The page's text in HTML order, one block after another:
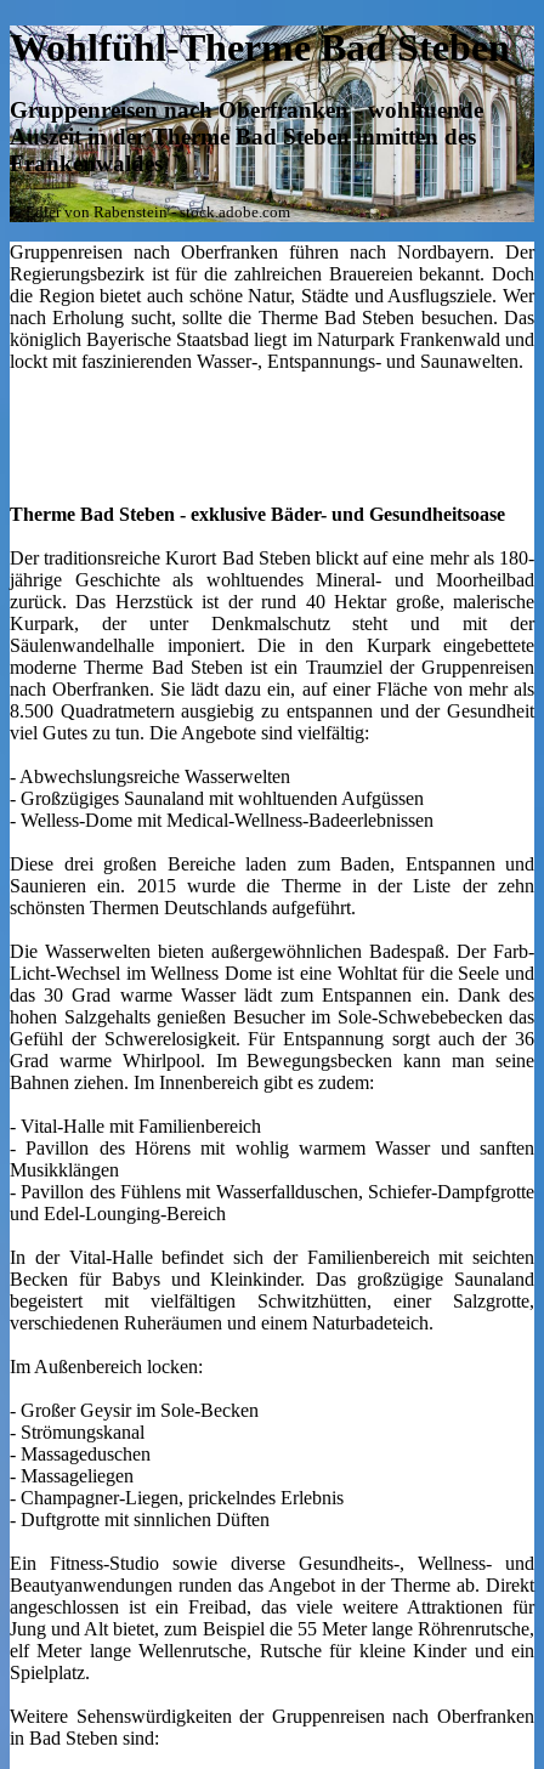
Wohlfühl-Therme Bad Steben
Gruppenreisen nach Oberfranken - wohltuende
Auszeit in der Therme Bad Steben inmitten des
Frankenwaldes
© Edler von Rabenstein - stock.adobe.com
Gruppenreisen nach Oberfranken führen nach Nordbayern. Der
Regierungsbezirk ist für die zahlreichen Brauereien bekannt. Doch
die Region bietet auch schöne Natur, Städte und Ausflugsziele. Wer
nach Erholung sucht, sollte die Therme Bad Steben besuchen. Das
königlich Bayerische Staatsbad liegt im Naturpark Frankenwald und
lockt mit faszinierenden Wasser-, Entspannungs- und Saunawelten.
Therme Bad Steben - exklusive Bäder- und Gesundheitsoase
Der traditionsreiche Kurort Bad Steben blickt auf eine mehr als 180-
jährige Geschichte als wohltuendes Mineral- und Moorheilbad
zurück. Das Herzstück ist der rund 40 Hektar große, malerische
Kurpark, der unter Denkmalschutz steht und mit der
Säulenwandelhalle imponiert. Die in den Kurpark eingebettete
moderne Therme Bad Steben ist ein Traumziel der Gruppenreisen
nach Oberfranken. Sie lädt dazu ein, auf einer Fläche von mehr als
8.500 Quadratmetern ausgiebig zu entspannen und der Gesundheit
viel Gutes zu tun. Die Angebote sind vielfältig:
- Abwechslungsreiche Wasserwelten
- Großzügiges Saunaland mit wohltuenden Aufgüssen
- Welless-Dome mit Medical-Wellness-Badeerlebnissen
Diese drei großen Bereiche laden zum Baden, Entspannen und
Saunieren ein. 2015 wurde die Therme in der Liste der zehn
schönsten Thermen Deutschlands aufgeführt.
Die Wasserwelten bieten außergewöhnlichen Badespaß. Der Farb-
Licht-Wechsel im Wellness Dome ist eine Wohltat für die Seele und
das 30 Grad warme Wasser lädt zum Entspannen ein. Dank des
hohen Salzgehalts genießen Besucher im Sole-Schwebebecken das
Gefühl der Schwerelosigkeit. Für Entspannung sorgt auch der 36
Grad warme Whirlpool. Im Bewegungsbecken kann man seine
Bahnen ziehen. Im Innenbereich gibt es zudem:
- Vital-Halle mit Familienbereich
- Pavillon des Hörens mit wohlig warmem Wasser und sanften
Musikklängen
- Pavillon des Fühlens mit Wasserfallduschen, Schiefer-Dampfgrotte
und Edel-Lounging-Bereich
In der Vital-Halle befindet sich der Familienbereich mit seichten
Becken für Babys und Kleinkinder. Das großzügige Saunaland
begeistert mit vielfältigen Schwitzhütten, einer Salzgrotte,
verschiedenen Ruheräumen und einem Naturbadeteich.
Im Außenbereich locken:
- Großer Geysir im Sole-Becken
- Strömungskanal
- Massageduschen
- Massageliegen
- Champagner-Liegen, prickelndes Erlebnis
- Duftgrotte mit sinnlichen Düften
Ein Fitness-Studio sowie diverse Gesundheits-, Wellness- und
Beautyanwendungen runden das Angebot in der Therme ab. Direkt
angeschlossen ist ein Freibad, das viele weitere Attraktionen für
Jung und Alt bietet, zum Beispiel die 55 Meter lange Röhrenrutsche,
elf Meter lange Wellenrutsche, Rutsche für kleine Kinder und ein
Spielplatz.
Weitere Sehenswürdigkeiten der Gruppenreisen nach Oberfranken
in Bad Steben sind: